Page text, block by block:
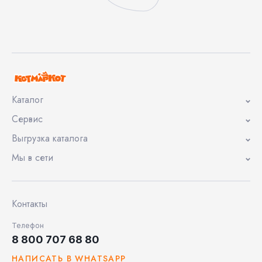
Каталог
Сервис
Выгрузка каталога
Мы в сети
Контакты
Телефон
8 800 707 68 80
НАПИСАТЬ В WHATSAPP